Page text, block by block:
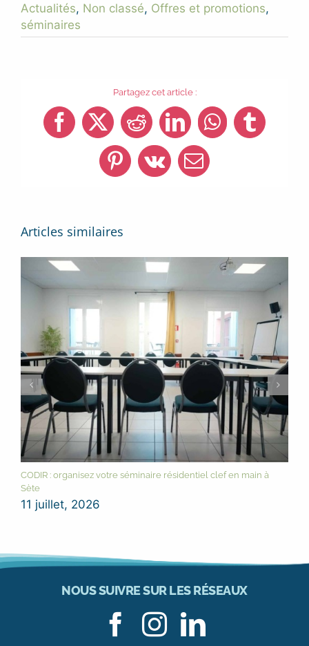
Actualités, Non classé, Offres et promotions,
séminaires
Partagez cet article :
Facebook
X RedditLinkedInWhatsApp
Tumblr
Pinterest
Vk Email
Articles similaires
CODIR : organisez votre séminaire résidentiel clef en main à
Sète
11 juillet, 2026
NOUS SUIVRE SUR LES RÉSEAUX